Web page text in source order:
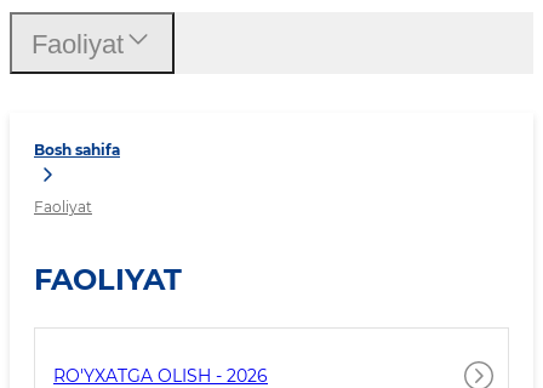
Bosh sahifa
Faoliyat
FAOLIYAT
RO'YXATGA OLISH - 2026
Faoliyat